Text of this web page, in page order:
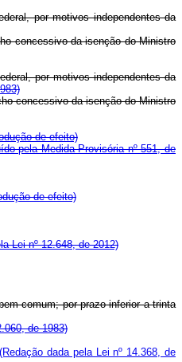
por motivos independentes da
concessivo da isenção do Ministro
por motivos independentes da
concessivo da isenção do Ministro
de efeito)
pela Medida Provisória nº 551, de
de efeito)
Lei nº 12.648, de 2012)
comum; por prazo inferior a trinta
de 1983)
(Redação dada pela Lei nº 14.368, de